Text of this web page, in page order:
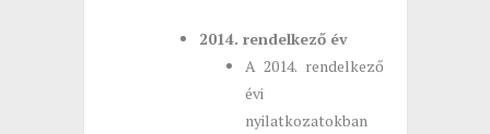
2014. rendelkező év
A 2014. rendelkező
évi
nyilatkozatokban